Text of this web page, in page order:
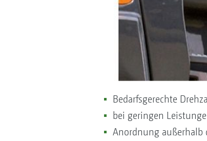
Bedarfsgerechte
bei geringen
Anordnung außerhalb